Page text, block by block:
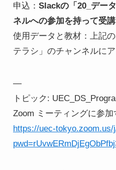
申込： Slackの「20_デー
ネルへの参加を持って受講
使用データと教材：上記
テラシ」のチャンネルにア
—
トピック:
Zoom ミーティングに参加
https://uec-tokyo.zoom.us/